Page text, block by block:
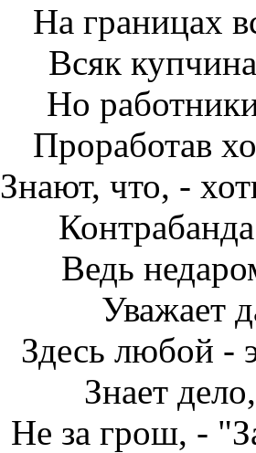
На границах
Всяк
Но
Проработав
Знают, что, -
Ведь
Уважает
Здесь любой -
Знает
Не за грош, -